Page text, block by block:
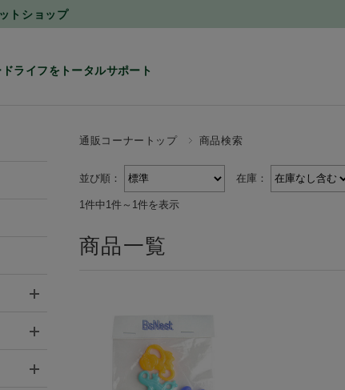
トショップ
ライフをトータルサポート
通販コーナートップ 商品検索
並び順： 在庫：
1件中1件～1件を表示
商品一覧